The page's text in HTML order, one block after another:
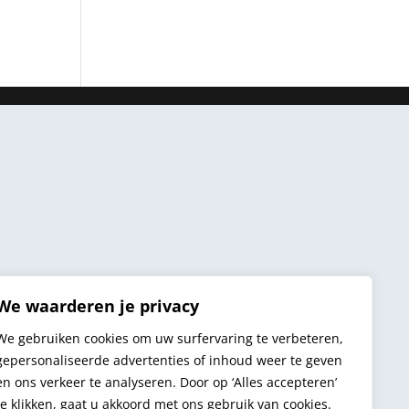
waarderen je privacy
gebruiken cookies om uw surfervaring te verbeteren,
advertenties of inhoud weer te geven
ons verkeer te analyseren. Door op ‘Alles accepteren’
klikken, gaat u akkoord met ons gebruik van cookies.